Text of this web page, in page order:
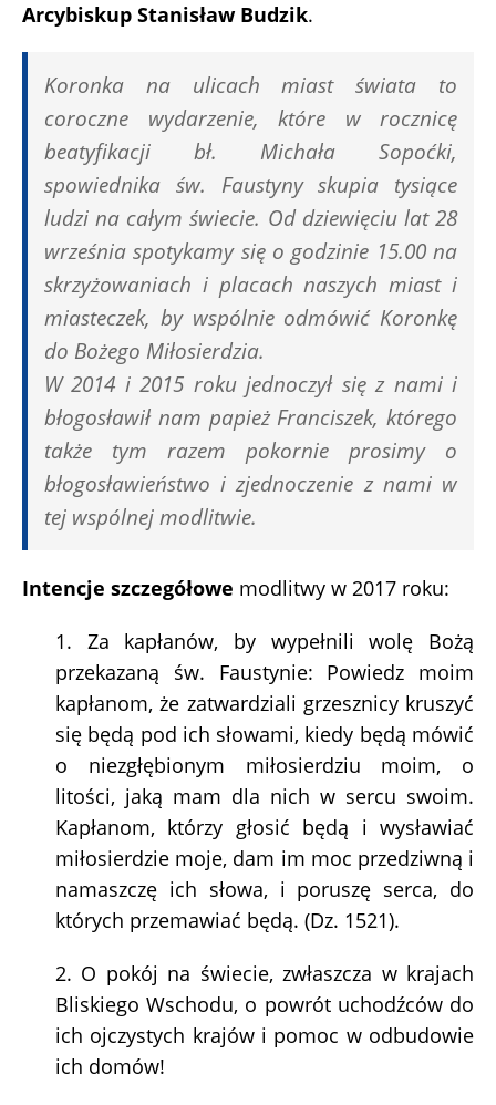
Arcybiskup Stanisław Budzik.
Koronka na ulicach miast świata to
coroczne wydarzenie, które w rocznicę
beatyfikacji bł. Michała Sopoćki,
spowiednika św. Faustyny skupia tysiące
ludzi na całym świecie. Od dziewięciu lat 28
września spotykamy się o godzinie 15.00 na
skrzyżowaniach i placach naszych miast i
miasteczek, by wspólnie odmówić Koronkę
do Bożego Miłosierdzia.
W 2014 i 2015 roku jednoczył się z nami i
błogosławił nam papież Franciszek, którego
także tym razem pokornie prosimy o
błogosławieństwo i zjednoczenie z nami w
tej wspólnej modlitwie.
Intencje szczegółowe modlitwy w 2017 roku:
1. Za kapłanów, by wypełnili wolę Bożą
przekazaną św. Faustynie: Powiedz moim
kapłanom, że zatwardziali grzesznicy kruszyć
się będą pod ich słowami, kiedy będą mówić
o niezgłębionym miłosierdziu moim, o
litości, jaką mam dla nich w sercu swoim.
Kapłanom, którzy głosić będą i wysławiać
miłosierdzie moje, dam im moc przedziwną i
namaszczę ich słowa, i poruszę serca, do
których przemawiać będą. (Dz. 1521).
2. O pokój na świecie, zwłaszcza w krajach
Bliskiego Wschodu, o powrót uchodźców do
ich ojczystych krajów i pomoc w odbudowie
ich domów!